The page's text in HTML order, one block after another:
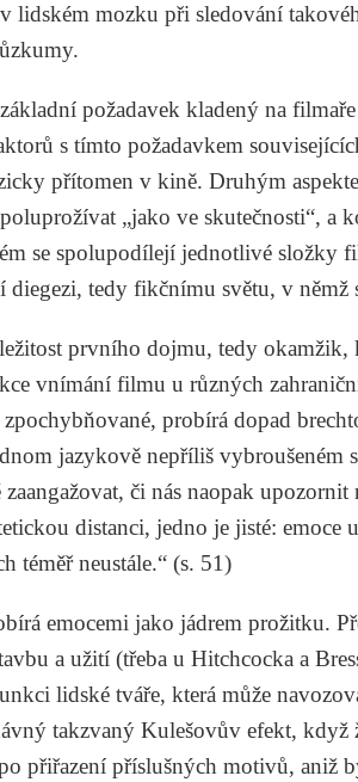
lidském mozku při sledování
požadavek kladený na
s tímto požadavkem
přítomen v kině. Druhým
„jako ve skutečnosti“, a
se spolupodílejí jednotlivé složky
diegezi, tedy fikčnímu světu, v němž
prvního dojmu, tedy okamžik,
vnímání filmu u různých
probírá dopad
jazykově nepříliš vybroušeném
či nás naopak
distanci, jedno je jisté: emoce
téměř neustále.“ (s. 51)
emocemi jako jádrem prožitku.
a užití (třeba u Hitchcocka a
lidské tváře, která může
takzvaný Kulešovův efekt,
přiřazení příslušných motivů, aniž